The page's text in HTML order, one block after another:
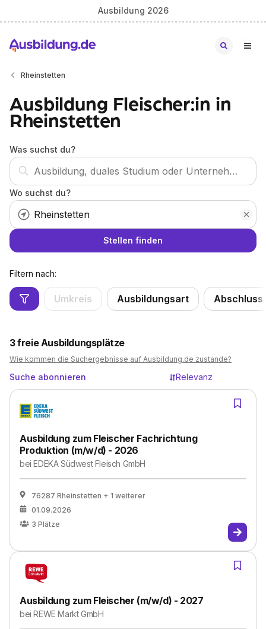
Ausbildung 2026
Rheinstetten
Ausbildung Fleischer:in in
Rheinstetten
Was suchst du?
Wo suchst du?
Stellen finden
Filtern nach:
Umkreis Ausbildungsart Abschluss
3freie Ausbildungsplätze
Wie kommen die Suchergebnisse auf Ausbildung.de zustande?
Suche abonnieren Relevanz
Ausbildung zum Fleischer Fachrichtung
Produktion (m/w/d) - 2026
beiEDEKA Südwest Fleisch GmbH
76287 Rheinstetten + 1 weiterer
01.09.2026
3 Plätze
Ausbildung zum Fleischer (m/w/d) - 2027
beiREWE Markt GmbH